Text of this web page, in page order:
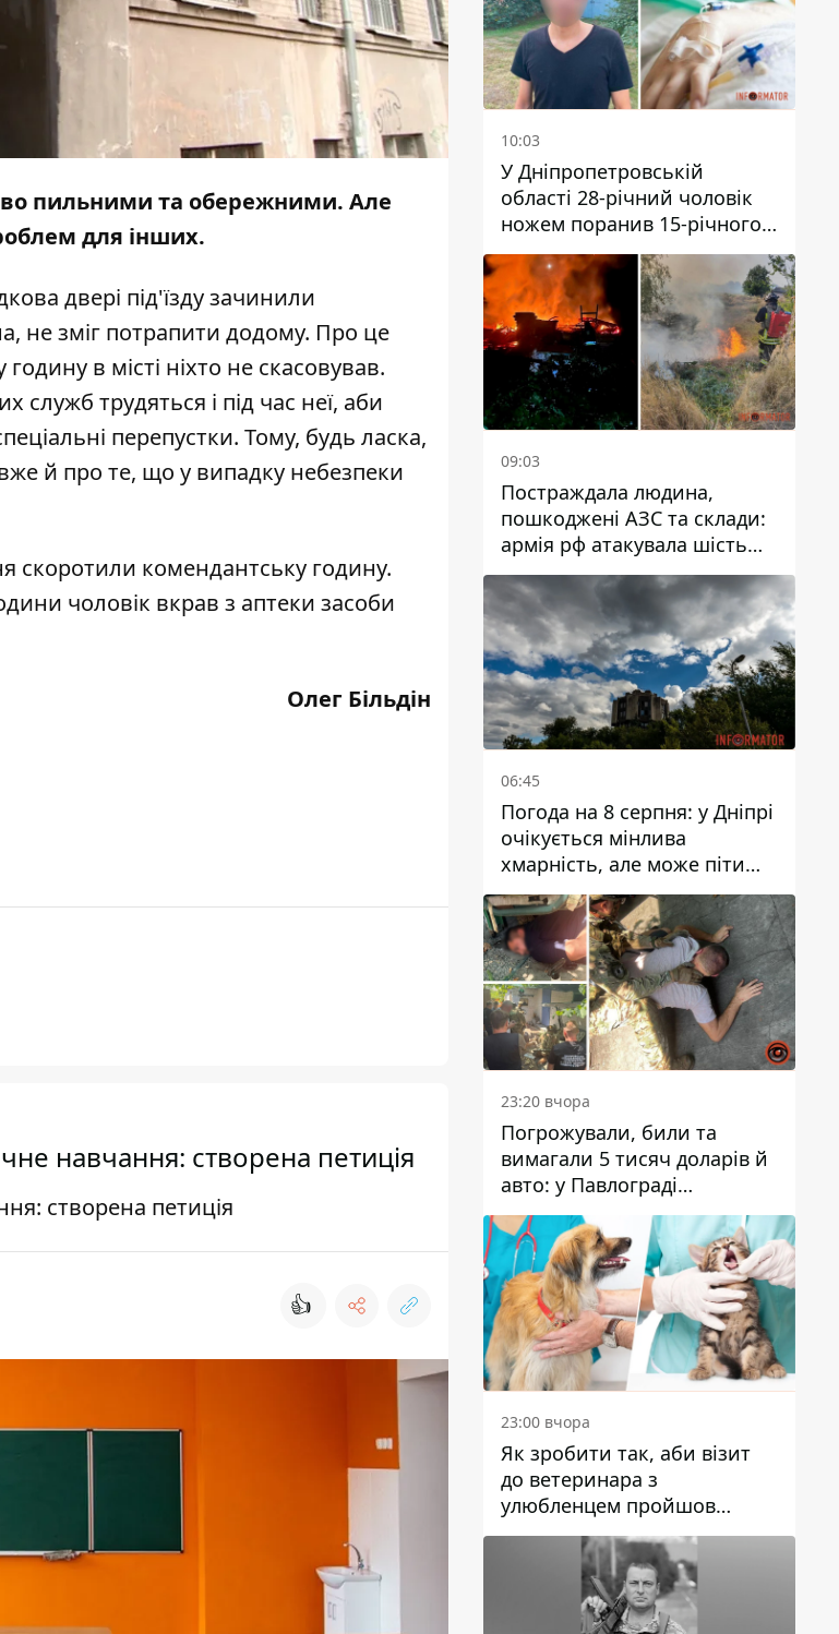
пильними та обережними. Але
для інших.
двері під'їзду зачинили
не зміг потрапити додому. Про це
в місті ніхто не скасовував.
служб трудяться і під час неї, аби
перепустки. Тому, будь ласка,
й про те, що у випадку небезпеки
скоротили комендантську годину.
чоловік вкрав з аптеки засоби
Олег Більдін
навчання: створена петиція
створена петиція
👍
10:03
У Дніпропетровській
області 28-річний чоловік
ножем поранив 15-річного
хлопця
09:03
Постраждала людина,
пошкоджені АЗС та склади:
армія рф атакувала шість
районів Дніпропетровської
області
06:45
Погода на 8 серпня: у Дніпрі
очікується мінлива
хмарність, але може піти
дощ
23:20 вчора
Погрожували, били та
вимагали 5 тисяч доларів й
авто: у Павлограді
затримали двох чоловіків
23:00 вчора
Як зробити так, аби візит
до ветеринара з
улюбленцем пройшов
спокійно: прості поради